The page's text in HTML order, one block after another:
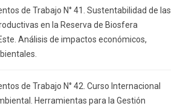
de Trabajo N° 41. Sustentabilidad de las
en la Reserva de Biosfera
Análisis de impactos económicos,
de Trabajo N° 42. Curso Internacional
Herramientas para la Gestión